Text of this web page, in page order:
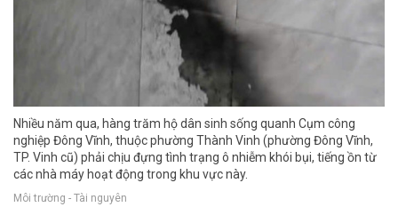
Nhiều năm qua, hàng trăm hộ dân sinh sống quanh Cụm công
nghiệp Đông Vĩnh, thuộc phường Thành Vinh (phường Đông Vĩnh,
TP. Vinh cũ) phải chịu đựng tình trạng ô nhiễm khói bụi, tiếng ồn từ
các nhà máy hoạt động trong khu vực này.
Môi trường - Tài nguyên